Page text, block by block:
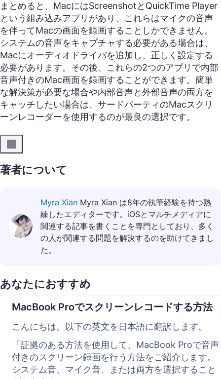
まとめると、MacにはScreenshotとQuickTime Player
という組み込みアプリがあり、これらはマイクの音声
を伴ってMacの画面を録画することしかできません。
システムの音声をキャプチャする必要がある場合は、
Macにオーディオドライバを追加し、正しく設定する
必要があります。その後、これらの2つのアプリで内部
音声付きのMac画面を録画することができます。簡単
な解決策が必要な場合や内部音声と外部音声の両方を
キャッチしたい場合は、サードパーティのMacスクリ
ーンレコーダーを使用するのが最良の選択です。
著者について
Myra Xian Myra Xian は8年の執筆経験を持つ熟
練したエディターです。iOSとマルチメディアに
関連する記事を書くことを専門としており、多く
の人が関連する問題を解決するのを助けてきまし
た。
あなたにおすすめ
MacBook Proでスクリーンレコードする方法
こんにちは。以下の英文を日本語に翻訳します。
「証拠のある方法を使用して、MacBook Proで音声
付きのスクリーン録画を行う方法をご紹介します。
システム音、マイク音、または両方を選択すること